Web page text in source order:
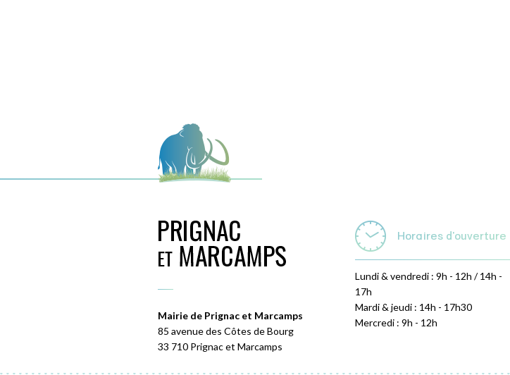
Mairie de Prignac et Marcamps
85 avenue des Côtes de Bourg
33 710 Prignac et Marcamps
Horaires d'ouverture
Lundi & vendredi : 9h - 12h / 14h -
17h
Mardi & jeudi : 14h - 17h30
Mercredi : 9h - 12h